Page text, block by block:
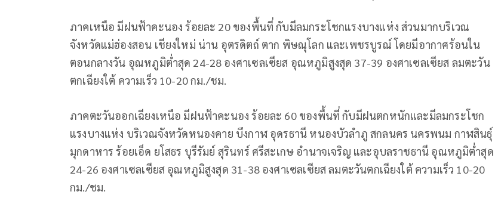
ภาคเหนือ มีฝนฟ้าคะนอง ร้อยละ 20 ของพื้นที่ กับมีลมกระโชกแรงบางแห่ง ส่วนมากบริเวณ
จังหวัดแม่ฮ่องสอน เชียงใหม่ น่าน อุตรดิตถ์ ตาก พิษณุโลก และเพชรบูรณ์ โดยมีอากาศร้อนใน
ตอนกลางวัน อุณหภูมิต่ำสุด 24-28 องศาเซลเซียส อุณหภูมิสูงสุด 37-39 องศาเซลเซียส ลมตะวัน
ตกเฉียงใต้ ความเร็ว 10-20 กม./ชม.
ภาคตะวันออกเฉียงเหนือ มีฝนฟ้าคะนอง ร้อยละ 60 ของพื้นที่ กับมีฝนตกหนักและมีลมกระโชก
แรงบางแห่ง บริเวณจังหวัดหนองคาย บึงกาฬ อุดรธานี หนองบัวลำภู สกลนคร นครพนม กาฬสินธุ์
มุกดาหาร ร้อยเอ็ด ยโสธร บุรีรัมย์ สุรินทร์ ศรีสะเกษ อำนาจเจริญ และอุบลราชธานี อุณหภูมิต่ำสุด
24-26 องศาเซลเซียส อุณหภูมิสูงสุด 31-38 องศาเซลเซียส ลมตะวันตกเฉียงใต้ ความเร็ว 10-20
กม./ชม.